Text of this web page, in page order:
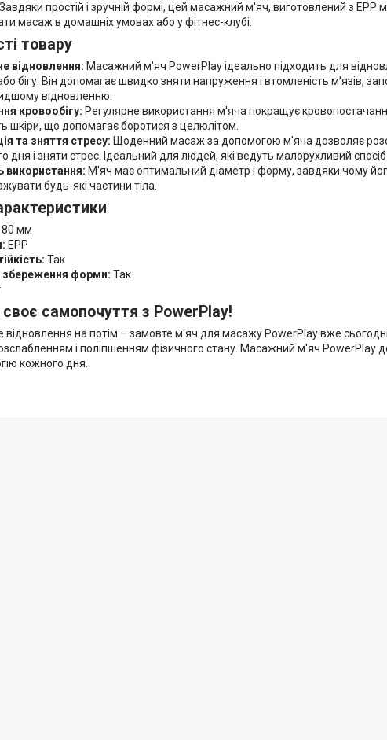
простій і зручній формі, цей масажний м'яч, виготовлений з EPP
масаж в домашніх умовах або у фітнес-клубі.
товару
відновлення: Масажний м'яч PowerPlay ідеально підходить для
бігу. Він допомагає швидко зняти напруження і втомленість м'язів,
відновленню.
кровообігу: Регулярне використання м'яча покращує
шкіри, що допомагає боротися з целюлітом.
та зняття стресу: Щоденний масаж за допомогою м'яча дозволяє
дня і зняти стрес. Ідеальний для людей, які ведуть малорухливий
використання: М'яч має оптимальний діаметр і форму, завдяки чому
будь-які частини тіла.
80 мм
EPP
Так
збереження форми: Так
самопочуття з PowerPlay!
відновлення на потім – замовте м'яч для масажу PowerPlay вже
і поліпшенням фізичного стану. Масажний м'яч PowerPlay
кожного дня.